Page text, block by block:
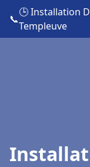
📞
🕒 Installation
Templeuve